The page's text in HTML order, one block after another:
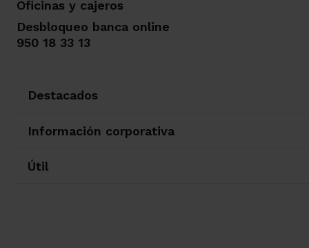
Oficinas y cajeros
Desbloqueo banca online
950 18 33 13
Destacados
Información corporativa
Útil